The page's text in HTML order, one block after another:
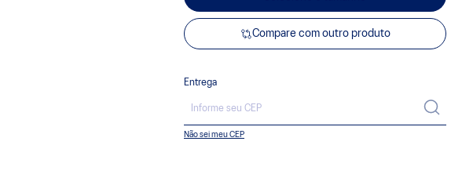
Compare com outro produto
Entrega
Não sei meu CEP